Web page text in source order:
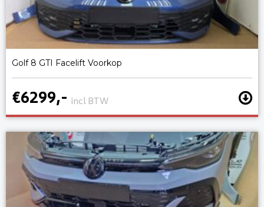
Golf 8 GTI Facelift Voorkop
€6299,- incl BTW